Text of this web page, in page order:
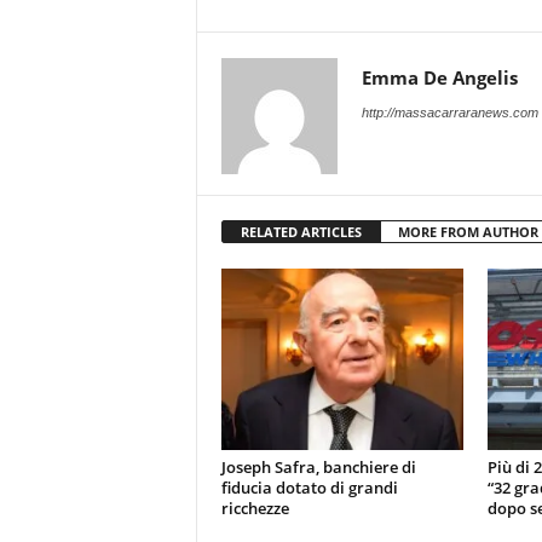
Emma De Angelis
http://massacarraranews.com
RELATED ARTICLES MORE FROM AUTHOR
Joseph Safra, banchiere di
fiducia dotato di grandi
ricchezze
Più di
“32
dopo